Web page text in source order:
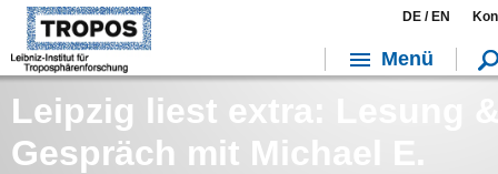
Leipzig liest extra: Lesung
Gespräch mit Michael E.
DE /EN
Menü